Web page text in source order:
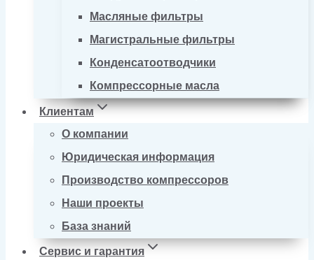
Масляные фильтры
Магистральные фильтры
Конденсатоотводчики
Компрессорные масла
Клиентам
О компании
Юридическая информация
Производство компрессоров
Наши проекты
База знаний
Сервис и гарантия